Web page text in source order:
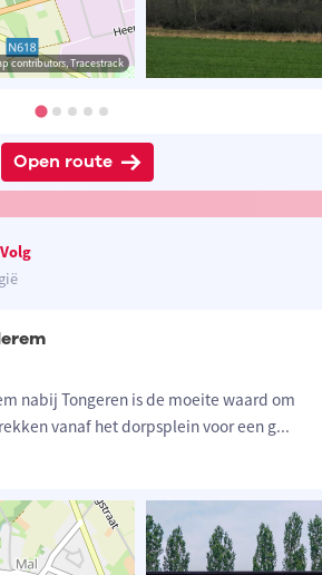
contributors, Tracestrack
Open route
Volg
nabij Tongeren is de moeite waard om
vanaf het dorpsplein voor een g...